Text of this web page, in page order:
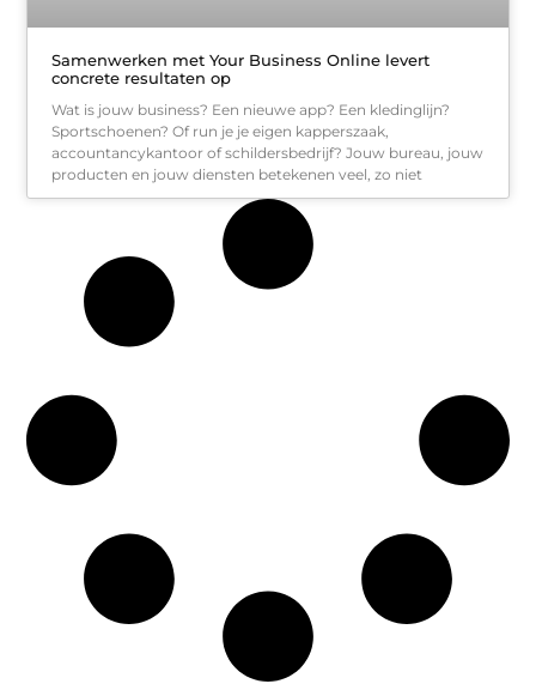
Samenwerken met Your Business Online levert
concrete resultaten op
Wat is jouw business? Een nieuwe app? Een kledinglijn?
Sportschoenen? Of run je je eigen kapperszaak,
accountancykantoor of schildersbedrijf? Jouw bureau, jouw
producten en jouw diensten betekenen veel, zo niet